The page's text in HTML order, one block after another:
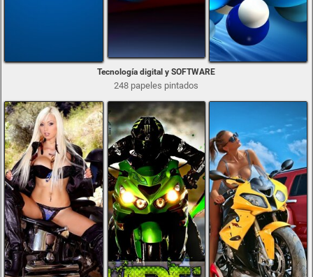
Tecnología digital y SOFTWARE
248 papeles pintados